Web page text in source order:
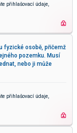
přihlašovací údaje,
fyzické osobě, přičemž
pozemku. Musí
nebo ji může
přihlašovací údaje,